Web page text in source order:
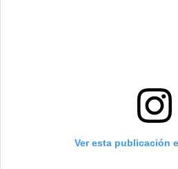
Ver esta publicación